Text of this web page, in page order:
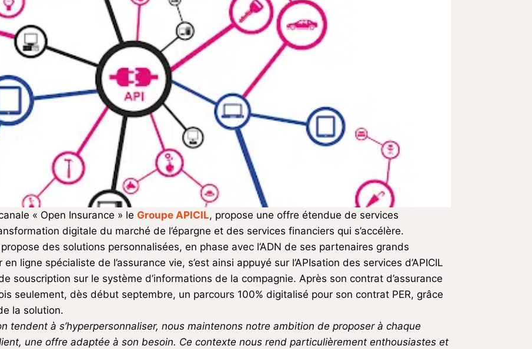
« Open Insurance » le Groupe APICIL, propose une offre étendue de services
digitale du marché de l’épargne et des services financiers qui s’accélère.
des solutions personnalisées, en phase avec l’ADN de ses partenaires grands
en ligne spécialiste de l’assurance vie, s’est ainsi appuyé sur l’APIsation des services d’APICIL
souscription sur le système d’informations de la compagnie. Après son contrat d’assurance
seulement, dès début septembre, un parcours 100% digitalisé pour son contrat PER, grâce
la solution.
tendent à s’hyperpersonnaliser, nous maintenons notre ambition de proposer à chaque
une offre adaptée à son besoin. Ce contexte nous rend particulièrement enthousiastes et